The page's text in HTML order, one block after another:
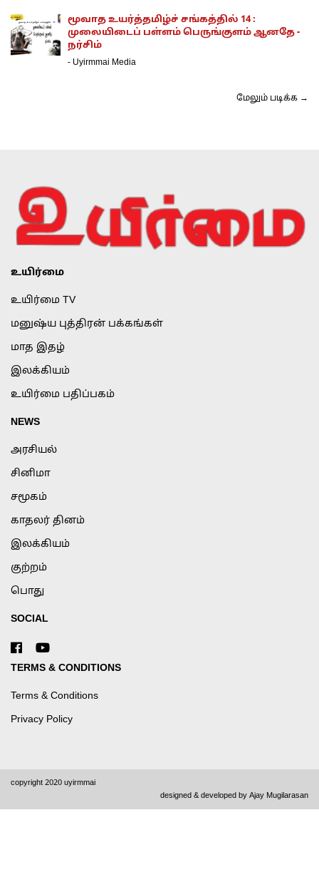
மூவாத உயர்த்தமிழ்ச் சங்கத்தில் 14 :
முலையிடைப் பள்ளம் பெருங்குளம் ஆனதே -
நர்சிம்
- Uyirmmai Media
மேலும் படிக்க →
உயிர்மை
உயிர்மை TV
மனுஷ்ய புத்திரன் பக்கங்கள்
மாத இதழ்
இலக்கியம்
உயிர்மை பதிப்பகம்
NEWS
அரசியல்
சினிமா
சமூகம்
காதலர் தினம்
இலக்கியம்
குற்றம்
பொது
SOCIAL
TERMS & CONDITIONS
Terms & Conditions
Privacy Policy
copyright 2020 uyirmmai
designed & developed by Ajay Mugilarasan